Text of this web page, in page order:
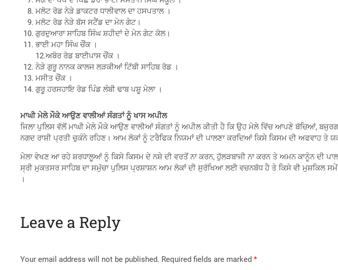
ਮਲੋਟ ਰੋਡ ਨੇੜੇ ਡਾਕਟਰ ਧਾਲੀਵਾਲ ਦਾ ਹਸਪਤਾਲ ।
ਮਲੋਟ ਰੋਡ ਨੇੜੇ ਬੱਸ ਸਟੈਂਡ ਦਾ ਮੇਨ ਗੇਟ।
ਗੁਰਦੁਆਰਾ ਸਾਹਿਬ ਸਿੰਘ ਸ਼ਹੀਦਾਂ ਦੇ ਮੇਨ ਗੇਟ ਕੋਲ।
ਭਾਈ ਮਹਾ ਸਿੰਘ ਚੌਂਕ ।
12.ਅਬੋਰ ਰੋਡ ਬਾਈਪਾਸ ਚੌਂਕ ।
ਨੇੜੇ ਗੁਰੂ ਨਾਨਕ ਕਾਲਜ ਲੜਕੀਆਂ ਟਿੱਬੀ ਸਾਹਿਬ ਰੋਡ ।
ਮਸੀਤ ਚੌਂਕ ।
ਗੁਰੂ ਹਰਸਹਾਇ ਰੋਡ ਪਿੰਡ ਲੰਬੀ ਢਾਬ ਪਸ਼ੂ ਮੇਲਾ ।
ਮਾਘੀ ਮੇਲੇ ਮੌਕੇ ਆਉਣ ਵਾਲੀਆਂ ਸੰਗਤਾਂ ਨੂੰ ਖਾਸ ਅਪੀਲ
ਜਿਲਾ ਪੁਲਿਸ ਵੱਲੋਂ ਮਾਘੀ ਮੇਲੇ ਮੌਕੇ ਆਉਣ ਵਾਲੀਆਂ ਸੰਗਤਾਂ ਨੂੰ ਅਪੀਲ ਕੀਤੀ ਹੈ ਕਿ ਉਹ ਮੇਲੇ ਵਿੱਚ ਆਪਣੇ ਬੱਚਿਆਂ,
ਨਗਦ ਰਾਸ਼ੀ ਪ੍ਰਤੀ ਚੁਕੰਨੇ ਰਹਿਣ। ਆਮ ਲੋਕਾਂ ਨੂੰ ਟਰੈਫਿਕ ਨਿਯਮਾਂ ਦੀ ਪਾਲਣਾ ਕਰਦਿਆਂ ਕਿਸੇ ਕਿਸਮ ਦੀ ਅਫਵਾਹ ਤੇ
ਮੇਲਾ ਵੇਖਣ ਆ ਰਹੇ ਸ਼ਰਧਾਲੂਆਂ ਨੂੰ ਕਿਸੇ ਕਿਸਮ ਦੇ ਨਸ਼ੇ ਦੀ ਵਰਤੋਂ ਨਾ ਕਰਨ, ਹੁੱਲੜਬਾਜੀ ਨਾ ਕਰਨ ਤੇ ਅਮਨ ਕਾਨੂੰਨ ਦੀ
ਸ੍ਰੀ ਮੁਕਤਸਰ ਸਾਹਿਬ ਦਾ ਸਮੁੱਚਾ ਪੁਲਿਸ ਪ੍ਰਸ਼ਾਸ਼ਨ ਆਮ ਲੋਕਾਂ ਦੀ ਸੁਰੱਖਿਆ ਲਈ ਵਚਨਬੱਧ ਹੈ ਤੇ ਕਿਸੇ ਵੀ ਮੁਸ਼ਕਿਲ ਸਮੇਂ
।
Leave a Reply
Your email address will not be published. Required fields are marked*